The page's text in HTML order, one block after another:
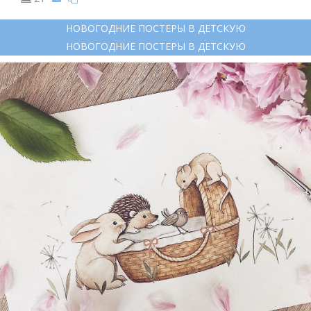
НОВОГОДНИЕ ПОСТЕРЫ В ДЕТСКУЮ
НОВОГОДНИЕ ПОСТЕРЫ В ДЕТСКУЮ